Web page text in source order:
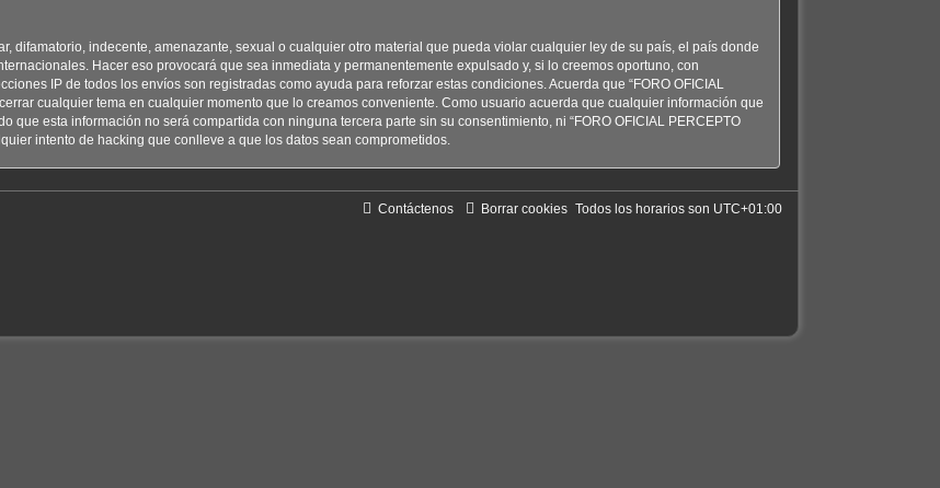
difamatorio, indecente, amenazante, sexual o cualquier otro material que pueda violar cualquier ley de su país, el país donde
Hacer eso provocará que sea inmediata y permanentemente expulsado y, si lo creemos oportuno, con
IP de todos los envíos son registradas como ayuda para reforzar estas condiciones. Acuerda que “FORO OFICIAL
cualquier tema en cualquier momento que lo creamos conveniente. Como usuario acuerda que cualquier información que
que esta información no será compartida con ninguna tercera parte sin su consentimiento, ni “FORO OFICIAL PERCEPTO
intento de hacking que conlleve a que los datos sean comprometidos.
Todos los horarios son UTC+01:00
Borrar cookies
Contáctenos